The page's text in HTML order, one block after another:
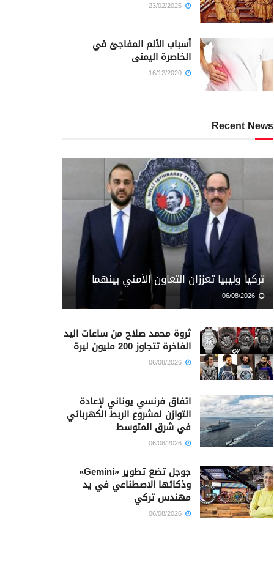
أسباب الألم المفاجئ في
الخاصرة اليمنى
Recent News
تركيا وليبيا تعززان التعاون الأمني بينهما
ثروة محمد صلاح من ساعات اليد
الفاخرة تتجاوز 200 مليون ليرة
اتفاق فرنسي يوناني لإعادة
التوازن لمشروع الربط الكهربائي
في شرق المتوسط
جوجل تضع تطوير «Gemini»
وذكائها الاصطناعي في يد
مهندس تركي